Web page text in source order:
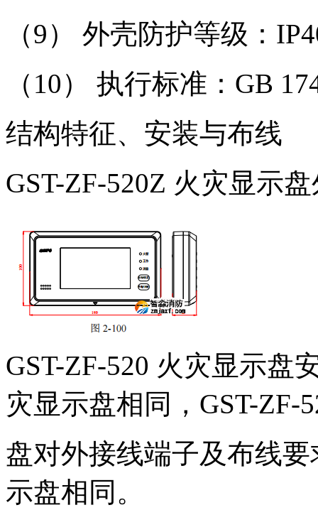
（9） 外壳防护等级：
（10） 执行标准：GB
结构特征、安装与布线
GST-ZF-520Z 火灾显示
GST-ZF-520 火灾显示盘
灾显示盘相同，GST-ZF-
盘对外接线端子及布线要
示盘相同。